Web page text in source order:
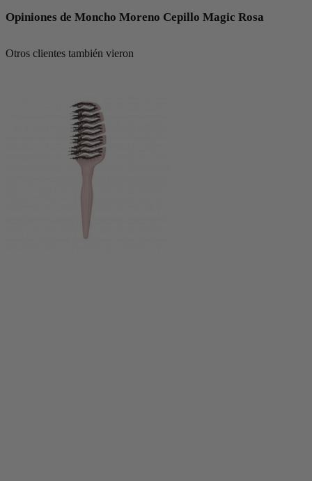
Opiniones de Moncho Moreno Cepillo Magic Rosa
Otros clientes también vieron